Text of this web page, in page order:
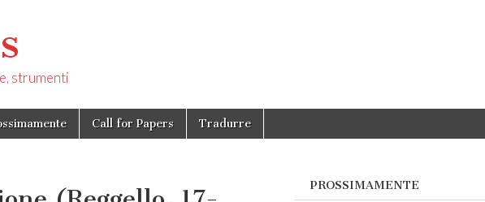
strumenti
Call for Papers Tradurre
PROSSIMAMENTE